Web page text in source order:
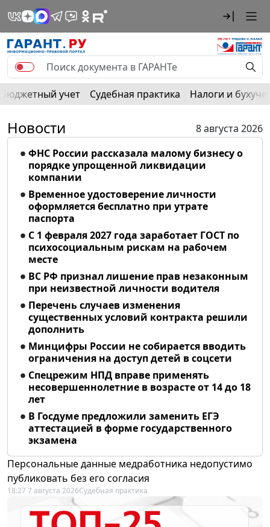
Бюджетный учет Судебная практика Налоги и
Новости
8 августа 2026
ФНС России рассказала малому бизнесу о
порядке упрощенной ликвидации
компании
Временное удостоверение личности
оформляется бесплатно при утрате
паспорта
С 1 февраля 2027 года заработает ГОСТ по
психосоциальным рискам на рабочем
месте
ВС РФ признал лишение прав незаконным
при неизвестной личности водителя
Перечень случаев изменения
существенных условий контракта решили
дополнить
Минцифры России не собирается вводить
ограничения на доступ детей в соцсети
Спецрежим НПД вправе применять
несовершеннолетние в возрасте от 14 до 18
лет
В Госдуме предложили заменить ЕГЭ
аттестацией в форме государственного
экзамена
Персональные данные медработника недопустимо
публиковать без его согласия
18:27 7 августа 2026Судебная практика